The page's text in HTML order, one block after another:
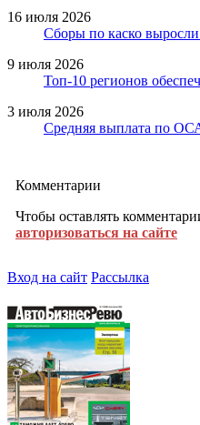
16 июля 2026
Сборы по каско
9 июля 2026
Топ-10 регионов
3 июля 2026
Средняя выплата по
Комментарии
Чтобы оставлять
авторизоваться на сайте
Вход на сайт Рассылка